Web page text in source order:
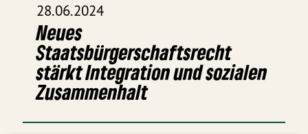
28.06.2024
Neues
Staatsbürgerschaftsrecht
stärkt Integration und sozialen
Zusammenhalt